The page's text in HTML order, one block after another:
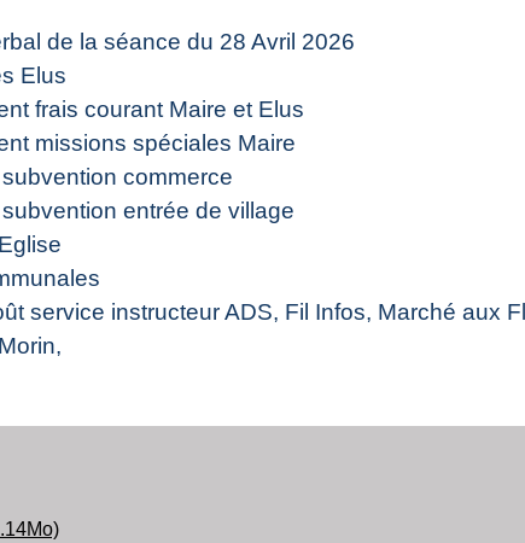
de la séance du 28 Avril 2026
Elus
frais courant Maire et Elus
missions spéciales Maire
commerce
entrée de village
instructeur ADS, Fil Infos, Marché aux